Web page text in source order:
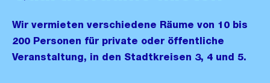
Wir vermieten verschiedene Räume von 10 bis
200 Personen für private oder öffentliche
Veranstaltung, in den Stadtkreisen 3, 4 und 5.